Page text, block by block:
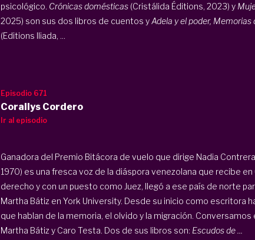
psicológico. Crónicas domésticas(Cristálida Éditions, 2023) y
2025) son sus dos libros de cuentos yAdela y el poder,
(Editions Iliada, ...
Episodio 671
Corallys Cordero
Ir al episodio
Ganadora del Premio Bitácora de vuelo que dirige Nadia
1970) es una fresca voz de la diáspora venezolana que recibe
derecho y con un puesto como Juez, llegó a ese país de norte
Martha Bátiz en York University. Desde su inicio como escritora
que hablan de la memoria, el olvido y la migración. Conversamos
Martha Bátiz y Caro Testa. Dos de sus libros son: Escudos de ...